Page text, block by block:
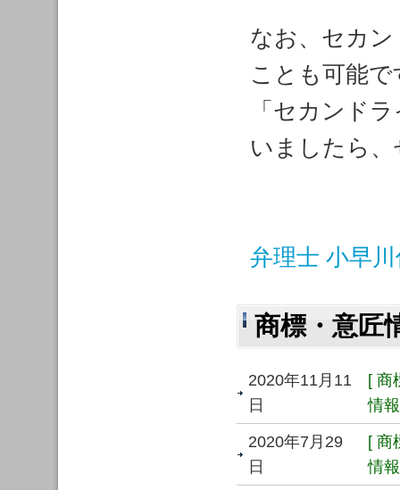
なお、セカ
ことも可能で
「セカンド
いましたら
弁理士 小早
商標・意匠
2020年11月11
日
[ 商
情
2020年7月29
日
[ 商
情